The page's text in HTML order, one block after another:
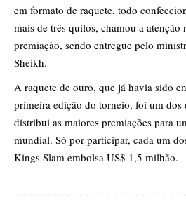
em formato de raquete, todo
mais de três quilos, chamou a atenção
premiação, sendo entregue pelo
Sheikh.
A raquete de ouro, que já havia sido
primeira edição do torneio, foi um dos
distribui as maiores premiações para
mundial. Só por participar, cada um
Kings Slam embolsa US$ 1,5 milhão.